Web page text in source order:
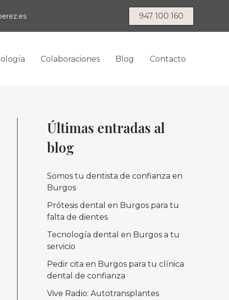
947 100 160
Colaboraciones Blog Contacto
Últimas entradas al
blog
Somos tu dentista de confianza en
Burgos
Prótesis dental en Burgos para tu
falta de dientes
Tecnología dental en Burgos a tu
servicio
Pedir cita en Burgos para tu clínica
dental de confianza
Vive Radio: Autotransplantes